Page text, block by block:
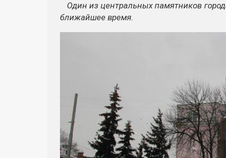
Один из центральных памятников
ближайшее время.